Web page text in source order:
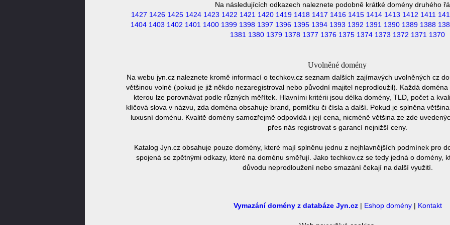
Na následujících odkazech naleznete podobně krátké domény druhého
1427 1426 1425 1424 1423 1422 1421 1420 1419 1418 1417 1416 1415 1414 1413 1412 1411
1404 1403 1402 1401 1400 1399 1398 1397 1396 1395 1394 1393 1392 1391 1390 1389 1388
1381 1380 1379 1378 1377 1376 1375 1374 1373 1372 1371 1370
Uvolněné domény
Na webu jyn.cz naleznete kromě informací o techkov.cz seznam dalších zajímavých uvolněných cz
většinou volné (pokud je již někdo nezaregistroval nebo původní majitel neprodloužil). Každá doména
kterou lze porovnávat podle různých měřítek. Hlavními kritérii jsou délka domény, TLD, počet a
klíčová slova v názvu, zda doména obsahuje brand, pomlčku či čísla a další. Pokud je splněna
luxusní doménu. Kvalitě domény samozřejmě odpovídá i její cena, nicméně většina ze zde
přes nás registrovat s garancí nejnižší ceny.
Katalog Jyn.cz obsahuje pouze domény, které mají splněnu jednu z nejhlavnějších podmínek pro
spojená se zpětnými odkazy, které na doménu směřují. Jako techkov.cz se tedy jedná o domény,
důvodu neprodloužení nebo smazání čekají na další využití.
Vymazání domény z databáze Jyn.cz| Eshop domény| Kontakt